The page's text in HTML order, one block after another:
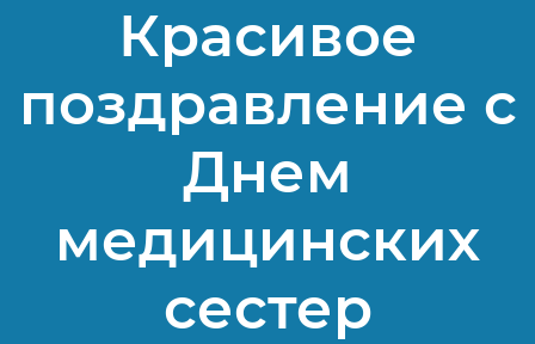
Красивое
поздравление с
Днем
медицинских
сестер